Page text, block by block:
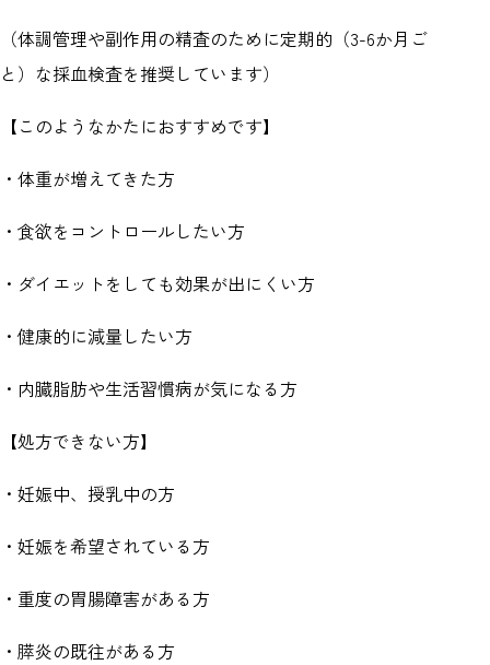
（体調管理や副作用の精査のために定期的（3-6か月ご
と）な採血検査を推奨しています）
【このようなかたにおすすめです】
・体重が増えてきた方
・食欲をコントロールしたい方
・ダイエットをしても効果が出にくい方
・健康的に減量したい方
・内臓脂肪や生活習慣病が気になる方
【処方できない方】
・妊娠中、授乳中の方
・妊娠を希望されている方
・重度の胃腸障害がある方
・膵炎の既往がある方